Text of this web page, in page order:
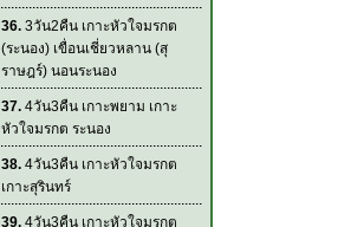
36. 3วัน2คืน เกาะหัวใจมรกต
(ระนอง) เขื่อนเชี่ยวหลาน (สุ
ราษฎร์) นอนระนอง
37. 4วัน3คืน เกาะพยาม เกาะ
หัวใจมรกต ระนอง
38. 4วัน3คืน เกาะหัวใจมรกต
เกาะสุรินทร์
39. 4วัน3คืน เกาะหัวใจมรกต